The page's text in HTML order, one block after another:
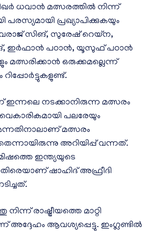
ധവാന്‍ മത്സരത്തില്‍ നിന്ന്
പരസ്യമായി പ്രഖ്യാപിക്കുകയും
സിങ്, സുരേഷ് റെയ്‌ന,
ഇര്‍ഫാന്‍ പഠാന്‍, യൂസുഫ് പഠാന്‍
മത്സരിക്കാന്‍ ഒരുക്കമല്ലെന്ന്
നടക്കാനിരുന്ന മത്സരം
പലരേയും
മത്സരം
അറിയിപ്പ് വന്നത്.
ഇന്ത്യയുടെ
ഷാഹിദ് അഫ്രീദി
രാഷ്ട്രീയത്തെ മാറ്റി
അദ്ദേഹം ആവശ്യപ്പെട്ടു. ഇംഗ്ലണ്ടില്‍